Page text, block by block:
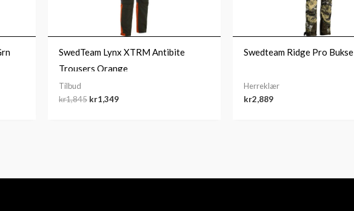
SwedTeam Lynx XTRM Antibite
Trousers Orange
Tilbud
kr1,845 kr1,349
Swedteam Ridge Pro Bukse
Herreklær
kr2,889